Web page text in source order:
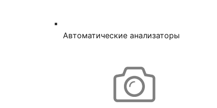
Автоматические анализаторы